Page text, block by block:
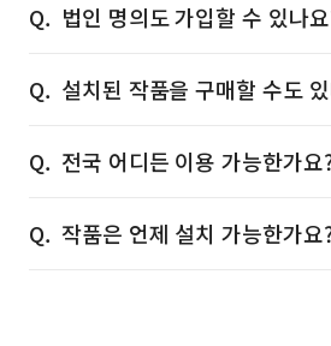
법인 명의도 가입할 수 있나
설치된 작품을 구매할 수도
전국 어디든 이용 가능한가요
작품은 언제 설치 가능한가요